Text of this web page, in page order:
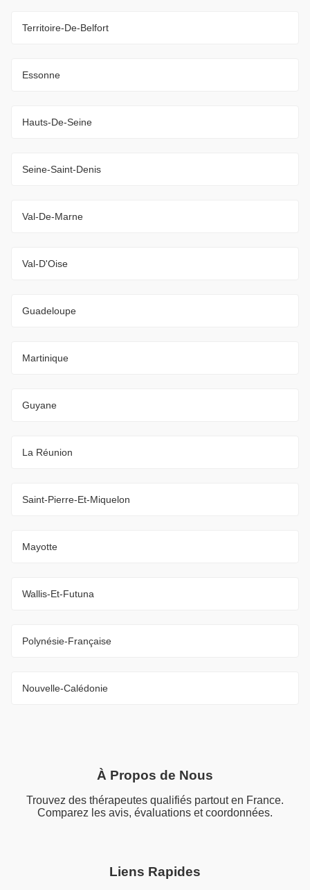
Territoire-De-Belfort
Essonne
Hauts-De-Seine
Seine-Saint-Denis
Val-De-Marne
Val-D'Oise
Guadeloupe
Martinique
Guyane
La Réunion
Saint-Pierre-Et-Miquelon
Mayotte
Wallis-Et-Futuna
Polynésie-Française
Nouvelle-Calédonie
À Propos de Nous
Trouvez des thérapeutes qualifiés partout en France.
Comparez les avis, évaluations et coordonnées.
Liens Rapides